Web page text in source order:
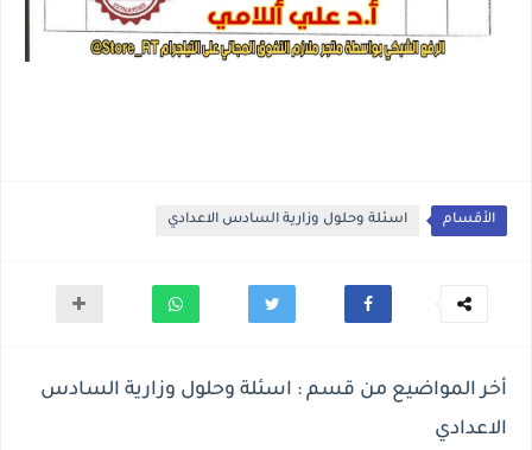
الأقسام اسئلة وحلول وزارية السادس الاعدادي
أخر المواضيع من قسم : اسئلة وحلول وزارية السادس
الاعدادي